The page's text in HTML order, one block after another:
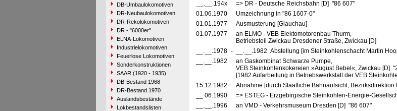
DB-Umbaulokomotiven
DR-Neubaulokomotiven
DR-Rekolokomotiven
DR - "6000er"
ELNA-Lokomotiven
Industrielokomotiven
Feuerlose Lokomotiven
Sonderkonstruktionen
SAAR (1920 - 1935)
DB-Bestand 1968
DR-Bestand 1970
Auslandsbestände
Lokbestandslisten
__.__.194x
=> DR - Deutsche Reichsbahn [D] "86 607"
01.06.1970
Umzeichnung in "86 1607-0"
01.01.1977
Ausmusterung [Glauchau]
01.07.1977
an ELMO - VEB Elektomotorenbau Thurm,
Betriebsteil Zwickau Dresdener Straße, Zwickau [D]
__.__.1978 -
__.__.1982 Abstellung [im Steinkohlenschacht Martin
__.__.1982
an Gaskombinat Schwarze Pumpe,
VEB Steinkohlenkokereien »August Bebel«, Zwickau [D]
[1982 Aufarbeitung in Betriebswerkstatt der VEB
15.12.1982
Abnahme [durch Staatliche Bahnaufsicht, Bezirksdirektion
__.06.1990
=> ESTEG - Erzgebirgische Steinkohlen-Energie-
__.__.1996
an VMD - Verkehrsmuseum Dresden [D] "86 607"